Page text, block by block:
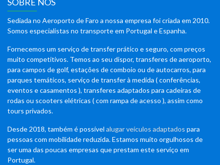
Sediada no Aeroporto de Faro a nossa empresa foi criada em 2010.
Somos especialistas no transporte em Portugal e Espanha.
Fornecemos um serviço de transfer prático e seguro, com preços
muito competitivos. Temos ao seu dispor, transferes de aeroporto,
para campos de golf, estações de comboio ou de autocarros, para
parques temáticos, serviço de transfer à medida ( conferências,
eventos e casamentos ), transferes adaptados para cadeiras de
rodas ou scooters elétricas ( com rampa de acesso ), assim como
tours privados.
Desde 2018, também é possível alugar veículos adaptados para
pessoas com mobilidade reduzida. Estamos muito orgulhosos de
ser uma das poucas empresas que prestam este serviço em
Portugal.